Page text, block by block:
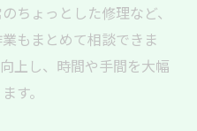
ちょっとした修理など、
もまとめて相談できま
上し、時間や手間を大幅
す。